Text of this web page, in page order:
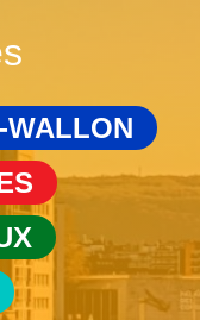
WALLON